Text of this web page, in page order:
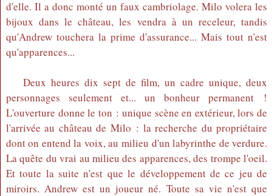
d'elle. Il a donc monté un faux cambriolage. Milo volera les
bijoux dans le château, les vendra à un receleur, tandis
qu'Andrew touchera la prime d'assurance... Mais tout n'est
qu'apparences...
Deux heures dix sept de film, un cadre unique, deux
personnages seulement et... un bonheur permanent !
L'ouverture donne le ton : unique scène en extérieur, lors de
l'arrivée au château de Milo : la recherche du propriétaire
dont on entend la voix, au milieu d'un labyrinthe de verdure.
La quête du vrai au milieu des apparences, des trompe l'oeil.
Et toute la suite n'est que le développement de ce jeu de
miroirs. Andrew est un joueur né. Toute sa vie n'est que